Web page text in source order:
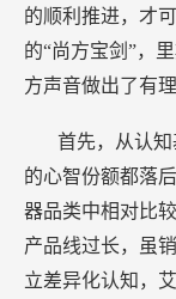
的顺利推进，才
的“尚方宝剑”，
方声音做出了有
首先，从认
的心智份额都落
器品类中相对比
产品线过长，虽
立差异化认知，